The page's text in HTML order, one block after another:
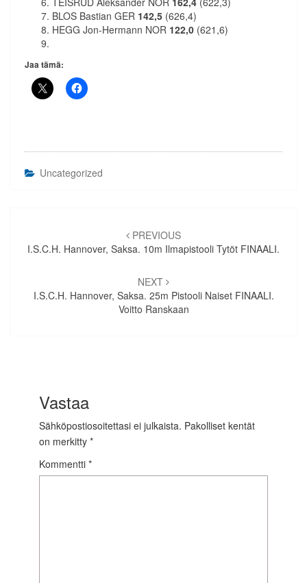
BLOS Bastian GER 142,5 (626,4)
HEGG Jon-Hermann NOR 122,0 (621,6)
Jaa tämä:
Uncategorized
selaus
PREVIOUS
I.S.C.H. Hannover, Saksa. 10m Ilmapistooli Tytöt FINAALI.
NEXT
I.S.C.H. Hannover, Saksa. 25m Pistooli Naiset FINAALI.
Voitto Ranskaan
Vastaa
Sähköpostiosoitettasi ei julkaista. Pakolliset kentät
on merkitty *
Kommentti *